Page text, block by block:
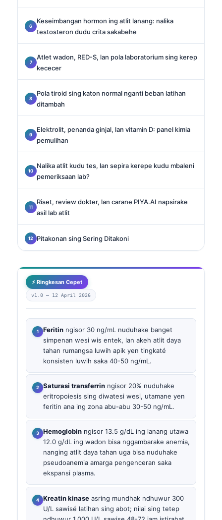
Keseimbangan hormon ing atlit lanang: nalika
testosteron dudu crita sakabehe
Atlet wadon, RED-S, lan pola laboratorium sing kerep
kececer
Pola tiroid sing katon normal nganti beban latihan
ditambah
Elektrolit, penanda ginjal, lan vitamin D: panel kimia
pemulihan
Nalika atlit kudu tes, lan sepira kerepe kudu mbaleni
pemeriksaan lab?
Riset, review dokter, lan carane PIYA.AI napsirake
asil lab atlit
Pitakonan sing Sering Ditakoni
⚡ Ringkesan Cepet
v1.0 — 12 April 2026
Feritin ngisor 30 ng/mL nuduhake banget
simpenan wesi wis entek, lan akeh atlit daya
tahan rumangsa luwih apik yen tingkaté
konsisten luwih saka 40-50 ng/mL.
Saturasi transferrin ngisor 20% nuduhake
eritropoiesis sing diwatesi wesi, utamane yen
feritin ana ing zona abu-abu 30-50 ng/mL.
Hemoglobin ngisor 13.5 g/dL ing lanang utawa
12.0 g/dL ing wadon bisa nggambarake anemia,
nanging atlit daya tahan uga bisa nuduhake
pseudoanemia amarga pengenceran saka
ekspansi plasma.
Kreatin kinase asring mundhak ndhuwur 300
U/L sawisé latihan sing abot; nilai sing tetep